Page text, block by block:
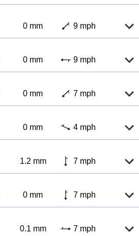
0 mm 9 mph
0 mm 9 mph
0 mm 7 mph
0 mm 4 mph
1.2 mm 7 mph
0 mm 7 mph
0.1 mm 7 mph